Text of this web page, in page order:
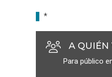
*
A QUIÉN
Para público